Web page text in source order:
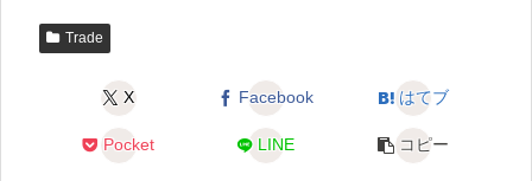
Trade
X Facebook はてブ
Pocket LINE コピー